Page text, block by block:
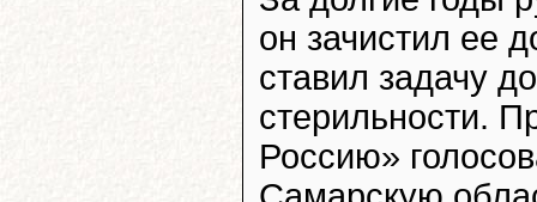
он зачистил ее
ставил задачу
стерильности.
Россию»